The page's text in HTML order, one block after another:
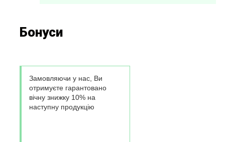
Бонуси
Замовляючи у нас, Ви
отримуєте гарантовано
вічну знижку 10% на
наступну продукцію